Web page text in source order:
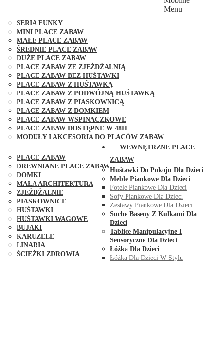
SERIA FUNKY
MINI PLACE ZABAW
MAŁE PLACE ZABAW
ŚREDNIE PLACE ZABAW
DUŻE PLACE ZABAW
PLACE ZABAW ZE ZJEŻDŻALNIĄ
PLACE ZABAW BEZ HUŚTAWKI
PLACE ZABAW Z HUŚTAWKĄ
PLACE ZABAW Z PODWÓJNĄ HUŚTAWKĄ
PLACE ZABAW Z PIASKOWNICĄ
PLACE ZABAW Z DOMKIEM
PLACE ZABAW WSPINACZKOWE
PLACE ZABAW DOSTĘPNE W 48H
MODUŁY I AKCESORIA DO PLACÓW ZABAW
PLACE ZABAW
DREWNIANE PLACE ZABAW
DOMKI
MAŁA ARCHITEKTURA
ZJEŻDŻALNIE
PIASKOWNICE
HUŚTAWKI
HUŚTAWKI WAGOWE
BUJAKI
KARUZELE
LINARIA
ŚCIEŻKI ZDROWIA
Menu
WEWNĘTRZNE PLACE
ZABAW
Huśtawki Do Pokoju Dla Dzieci
Meble Piankowe Dla Dzieci
Fotele Piankowe Dla Dzieci
Sofy Piankowe Dla Dzieci
Zestawy Piankowe Dla Dzieci
Suche Baseny Z Kulkami Dla
Dzieci
Tablice Manipulacyjne I
Sensoryczne Dla Dzieci
Łóżka Dla Dzieci
Łóżka Dla Dzieci W Stylu